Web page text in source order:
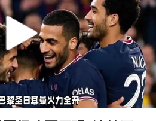
泸溪河：桃酥吃出金属牙冠视频不实
泰国枪击案已致2死 枪手仍藏学校附近
1岁宝宝碰坏纸巾盒 宝妈被索赔924元
结婚8年3个女儿均非亲生
台风白海豚逼近 暴雨大暴雨来袭
01:26